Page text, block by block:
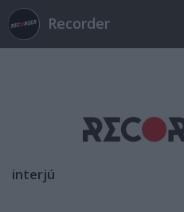
Recorder
interjú